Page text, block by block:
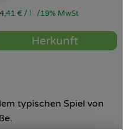
€ / l 19% MwSt
Herkunft
typischen Spiel von